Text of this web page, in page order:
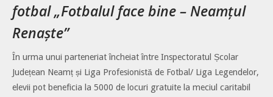
fotbal „Fotbalul face bine – Neamțul
Renaște”
În urma unui parteneriat încheiat între Inspectoratul Școlar
Județean Neamț și Liga Profesionistă de Fotbal/ Liga Legendelor,
elevii pot beneficia la 5000 de locuri gratuite la meciul caritabil